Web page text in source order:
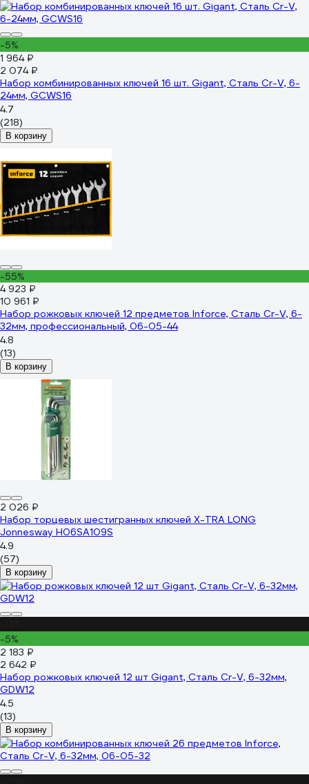
-5%
1 964 ₽
2 074 ₽
Набор комбинированных ключей 16 шт. Gigant, Сталь Cr-V, 6-
24мм, GCWS16
4.7
(218)
В корзину
-55%
4 923 ₽
10 961 ₽
Набор рожковых ключей 12 предметов Inforce, Сталь Cr-V, 6-
32мм, профессиональный, 06-05-44
4.8
(13)
В корзину
2 026 ₽
Набор торцевых шестигранных ключей X-TRA LONG
Jonnesway H06SA109S
4.9
(57)
В корзину
-5%
2 183 ₽
2 642 ₽
Набор рожковых ключей 12 шт Gigant, Сталь Cr-V, 6-32мм,
GDW12
4.5
(13)
В корзину